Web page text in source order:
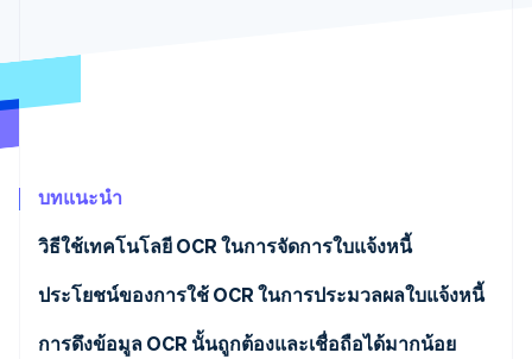
Product roadmap
Radar
การก่อตั้งบริษัทสตาร์ทอัพ
การขจัดคาร์บอน
บทแนะนำ
วิธีใช้เทคโนโลยี OCR ในการจัดการใบแจ้งหนี้
การแปลงใบแจ้งหนี้เป็นดิจิทัล
การจดจำและการดึงข้อความ
ประโยชน์ของการใช้ OCR ในการประมวลผลใบแจ้งหนี้
การดึงข้อมูล OCR นั้นถูกต้องและเชื่อถือได้มากน้อย